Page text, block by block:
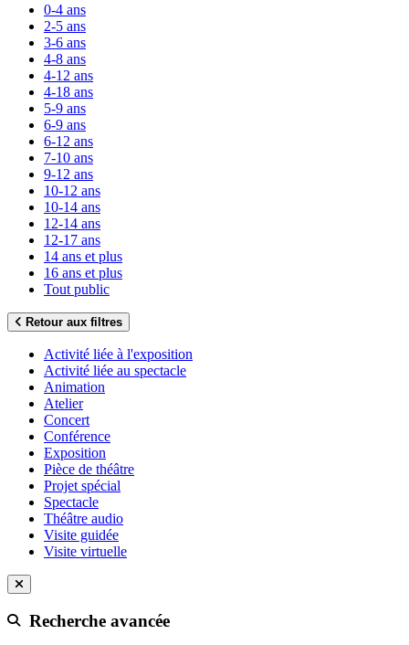
0-4 ans
2-5 ans
3-6 ans
4-8 ans
4-12 ans
4-18 ans
5-9 ans
6-9 ans
6-12 ans
7-10 ans
9-12 ans
10-12 ans
10-14 ans
12-14 ans
12-17 ans
14 ans et plus
16 ans et plus
Tout public
Retour aux filtres
Activité liée à l'exposition
Activité liée au spectacle
Animation
Atelier
Concert
Conférence
Exposition
Pièce de théâtre
Projet spécial
Spectacle
Théâtre audio
Visite guidée
Visite virtuelle
Recherche avancée